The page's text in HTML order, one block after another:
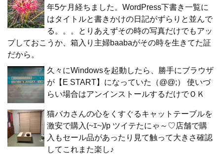
年5ケ月経ちました。WordPress下書き一覧に
はタイトルと書きかけの日記がずらりと並んで
る。。。とりあえずその時の写真だけでもアッ
プしておこうか、箱入り主婦baabaがその時を生きてた証
だから。
久々にWindowsを起動したら、勝手にブラウザ
が【E START】になっていた（@@;） 使いづ
らい場合はアンインストールするだけでＯＫ
猫バカさんの心をくすぐるキャットテーブルを
激安で購入(~ｴ~)/p ツイテたにゃ～♡店舗で購
入もセール品があったり見て触って大きさ確認
してこれまた楽し♪